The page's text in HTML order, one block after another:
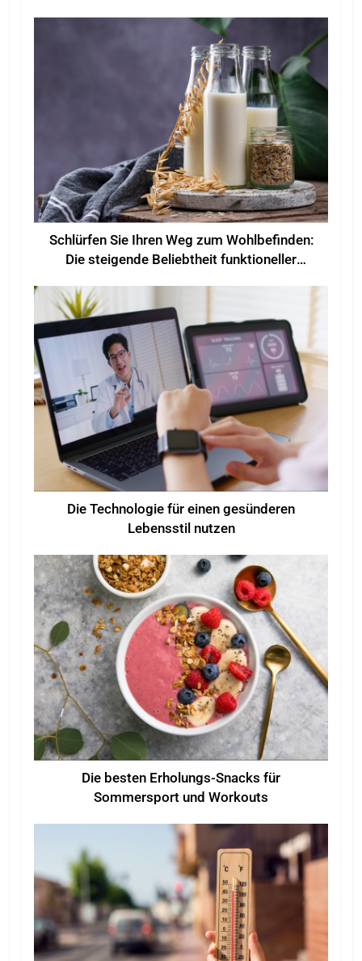
Schlürfen Sie Ihren Weg zum Wohlbefinden:
Die steigende Beliebtheit funktioneller
Die Technologie für einen gesünderen
Lebensstil nutzen
Die besten Erholungs-Snacks für
Sommersport und Workouts